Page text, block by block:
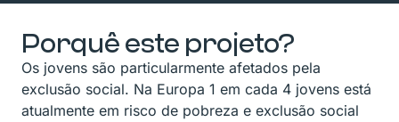
Porquê este projeto?
Os jovens são particularmente afetados pela
exclusão social. Na Europa 1 em cada 4 jovens está
atualmente em risco de pobreza e exclusão social